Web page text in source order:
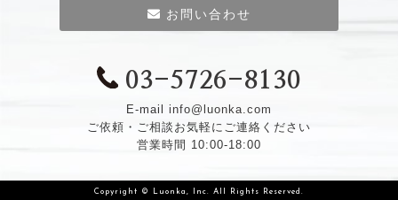
お問い合わせ
03-5726-8130
E-mail info@luonka.com
ご依頼・ご相談お気軽にご連絡ください
営業時間 10:00-18:00
Copyright © Luonka, Inc. All Rights Reserved.